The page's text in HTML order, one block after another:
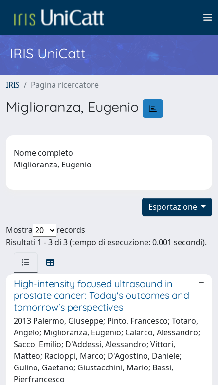
IRIS UniCatt
IRIS Pagina ricercatore
Miglioranza, Eugenio
Nome completo
Miglioranza, Eugenio
Esportazione
Mostra
records
Risultati 1 - 3 di 3 (tempo di esecuzione: 0.001 secondi).
High-intensity focused ultrasound in
prostate cancer: Today's outcomes and
tomorrow's perspectives
2013 Palermo, Giuseppe; Pinto, Francesco; Totaro,
Angelo; Miglioranza, Eugenio; Calarco, Alessandro;
Sacco, Emilio; D'Addessi, Alessandro; Vittori,
Matteo; Racioppi, Marco; D'Agostino, Daniele;
Gulino, Gaetano; Giustacchini, Mario; Bassi,
Pierfrancesco